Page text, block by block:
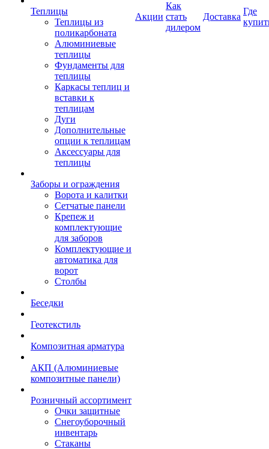
Теплицы
Теплицы из
поликарбоната
Алюминиевые
теплицы
Фундаменты для
теплицы
Каркасы теплиц и
вставки к
теплицам
Дуги
Дополнительные
опции к теплицам
Аксессуары для
теплицы
Заборы и ограждения
Ворота и калитки
Сетчатые панели
Крепеж и
комплектующие
для заборов
Комплектующие и
автоматика для
ворот
Столбы
Беседки
Геотекстиль
Композитная арматура
АКП (Алюминиевые
композитные панели)
Розничный ассортимент
Очки защитные
Снегоуборочный
инвентарь
Стаканы
Акции
Как
стать
дилером
Доставка
Где